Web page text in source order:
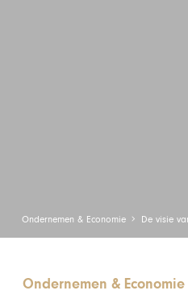
Ondernemen & Economie De visie
Ondernemen & Economie